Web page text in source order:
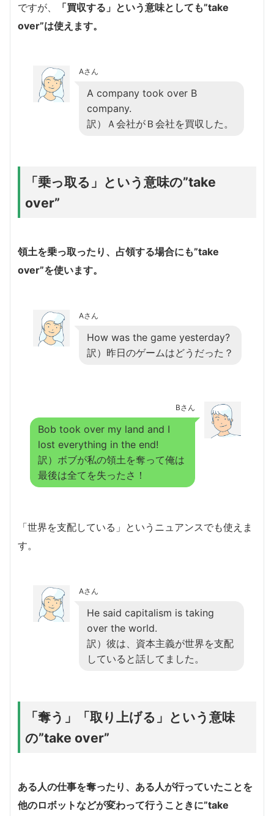
ですが、
「買収する」という意味としても”take
over”は使えます。
Aさん
A company took over B
company.
訳）Ａ会社がＢ会社を買収した。
「乗っ取る」という意味の”take
over”
領土を乗っ取ったり、占領する場合にも”take
over”を使います。
Aさん
How was the game yesterday?
訳）昨日のゲームはどうだった？
Bさん
Bob took over my land and I
lost everything in the end!
訳）ボブが私の領土を奪って俺は
最後は全てを失ったさ！
「世界を支配している」というニュアンスでも使えま
す。
Aさん
He said capitalism is taking
over the world.
訳）彼は、資本主義が世界を支配
していると話してました。
「奪う」「取り上げる」という意味
の”take over”
ある人の仕事を奪ったり、ある人が行っていたことを
他のロボットなどが変わって行うこときに”take